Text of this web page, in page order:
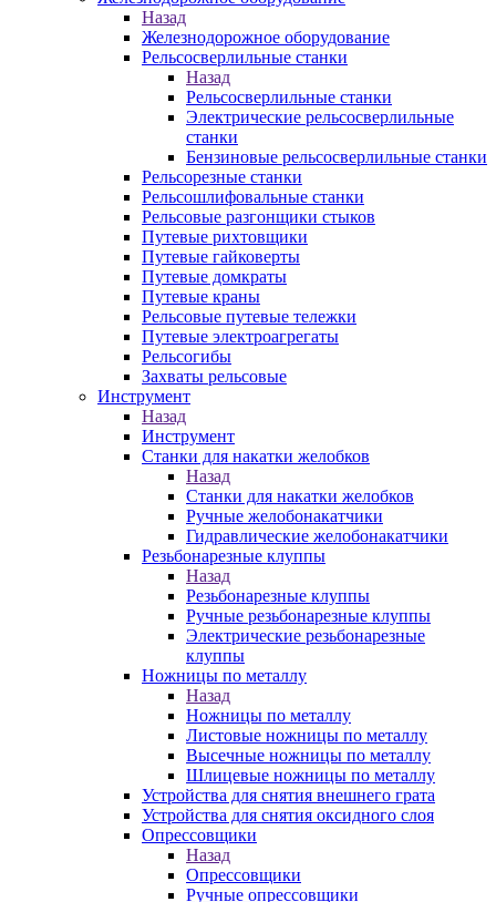
Назад
Железнодорожное оборудование
Рельсосверлильные станки
Назад
Рельсосверлильные станки
Электрические рельсосверлильные
станки
Бензиновые рельсосверлильные станки
Рельсорезные станки
Рельсошлифовальные станки
Рельсовые разгонщики стыков
Путевые рихтовщики
Путевые гайковерты
Путевые домкраты
Путевые краны
Рельсовые путевые тележки
Путевые электроагрегаты
Рельсогибы
Захваты рельсовые
Инструмент
Назад
Инструмент
Станки для накатки желобков
Назад
Станки для накатки желобков
Ручные желобонакатчики
Гидравлические желобонакатчики
Резьбонарезные клуппы
Назад
Резьбонарезные клуппы
Ручные резьбонарезные клуппы
Электрические резьбонарезные
клуппы
Ножницы по металлу
Назад
Ножницы по металлу
Листовые ножницы по металлу
Высечные ножницы по металлу
Шлицевые ножницы по металлу
Устройства для снятия внешнего грата
Устройства для снятия оксидного слоя
Опрессовщики
Назад
Опрессовщики
Ручные опрессовщики